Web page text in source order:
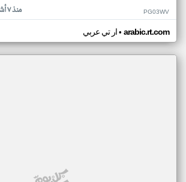
منذ ٧ أشهر PG03WV
ار تي عربي• arabic.rt.com